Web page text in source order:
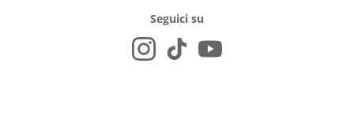
Seguici su